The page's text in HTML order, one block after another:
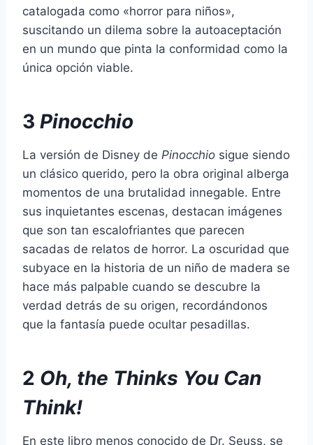
catalogada como «horror para niños»,
suscitando un dilema sobre la autoaceptación
en un mundo que pinta la conformidad como la
única opción viable.
3 Pinocchio
La versión de Disney de Pinocchio sigue siendo
un clásico querido, pero la obra original alberga
momentos de una brutalidad innegable. Entre
sus inquietantes escenas, destacan imágenes
que son tan escalofriantes que parecen
sacadas de relatos de horror. La oscuridad que
subyace en la historia de un niño de madera se
hace más palpable cuando se descubre la
verdad detrás de su origen, recordándonos
que la fantasía puede ocultar pesadillas.
2 Oh, the Thinks You Can
Think!
En este libro menos conocido de Dr. Seuss, se